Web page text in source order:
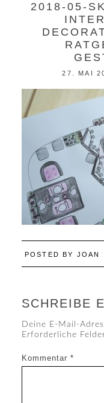
2018-05-
27. MAI
POSTED BY JOAN
SCHREIBE
Deine E-Mail-
Erforderliche
Kommentar *